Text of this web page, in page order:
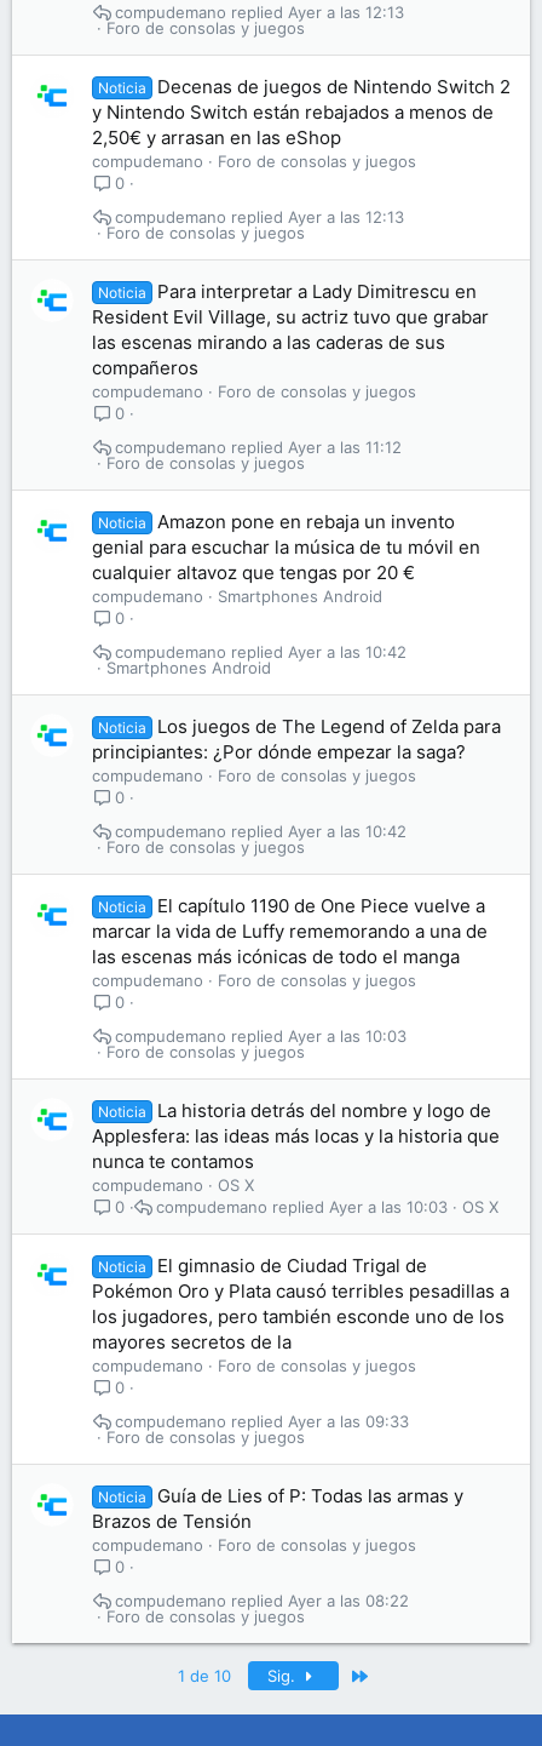
Foro de consolas y juegos
Ayer a las 12:13
compudemano
Noticia
Decenas de juegos de Nintendo Switch 2
y Nintendo Switch están rebajados a menos de
2,50€ y arrasan en las eShop
compudemano
Foro de consolas y juegos
0
Foro de consolas y juegos
Ayer a las 12:13
compudemano
Noticia
Para interpretar a Lady Dimitrescu en
Resident Evil Village, su actriz tuvo que grabar
las escenas mirando a las caderas de sus
compañeros
compudemano
Foro de consolas y juegos
0
Foro de consolas y juegos
Ayer a las 11:12
compudemano
Noticia
Amazon pone en rebaja un invento
genial para escuchar la música de tu móvil en
cualquier altavoz que tengas por 20 €
compudemano
Smartphones Android
0
Smartphones Android
Ayer a las 10:42
compudemano
Noticia
Los juegos de The Legend of Zelda para
principiantes: ¿Por dónde empezar la saga?
compudemano
Foro de consolas y juegos
0
Foro de consolas y juegos
Ayer a las 10:42
compudemano
Noticia
El capítulo 1190 de One Piece vuelve a
marcar la vida de Luffy rememorando a una de
las escenas más icónicas de todo el manga
compudemano
Foro de consolas y juegos
0
Foro de consolas y juegos
Ayer a las 10:03
compudemano
Noticia
La historia detrás del nombre y logo de
Applesfera: las ideas más locas y la historia que
nunca te contamos
compudemano
OS X
0
OS X
Ayer a las 10:03
compudemano
Noticia
El gimnasio de Ciudad Trigal de
Pokémon Oro y Plata causó terribles pesadillas a
los jugadores, pero también esconde uno de los
mayores secretos de la
compudemano
Foro de consolas y juegos
0
Foro de consolas y juegos
Ayer a las 09:33
compudemano
Noticia
Guía de Lies of P: Todas las armas y
Brazos de Tensión
compudemano
Foro de consolas y juegos
0
Foro de consolas y juegos
Ayer a las 08:22
compudemano
1 de 10 Sig.